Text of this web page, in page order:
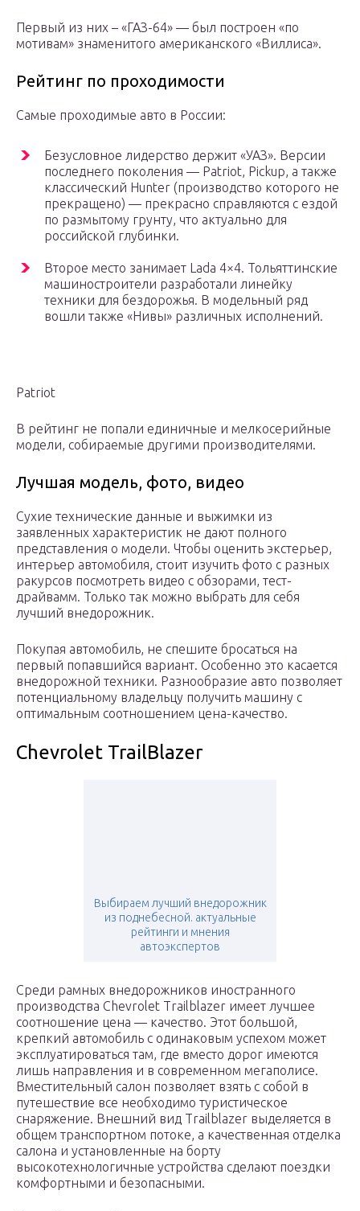
Первый из них – «ГАЗ-64» — был построен «по
мотивам» знаменитого американского «Виллиса».
Рейтинг по проходимости
Самые проходимые авто в России:
Безусловное лидерство держит «УАЗ». Версии
последнего поколения — Patriot, Pickup, а также
классический Hunter (производство которого не
прекращено) — прекрасно справляются с ездой
по размытому грунту, что актуально для
российской глубинки.
Второе место занимает Lada 4×4. Тольяттинские
машиностроители разработали линейку
техники для бездорожья. В модельный ряд
вошли также «Нивы» различных исполнений.
Patriot
В рейтинг не попали единичные и мелкосерийные
модели, собираемые другими производителями.
Лучшая модель, фото, видео
Сухие технические данные и выжимки из
заявленных характеристик не дают полного
представления о модели. Чтобы оценить экстерьер,
интерьер автомобиля, стоит изучить фото с разных
ракурсов посмотреть видео с обзорами, тест-
драйвамм. Только так можно выбрать для себя
лучший внедорожник.
Покупая автомобиль, не спешите бросаться на
первый попавшийся вариант. Особенно это касается
внедорожной техники. Разнообразие авто позволяет
потенциальному владельцу получить машину с
оптимальным соотношением цена-качество.
Chevrolet TrailBlazer
Выбираем лучший внедорожник
из поднебесной. актуальные
рейтинги и мнения
автоэкспертов
Среди рамных внедорожников иностранного
производства Chevrolet Trailblazer имеет лучшее
соотношение цена — качество. Этот большой,
крепкий автомобиль с одинаковым успехом может
эксплуатироваться там, где вместо дорог имеются
лишь направления и в современном мегаполисе.
Вместительный салон позволяет взять с собой в
путешествие все необходимо туристическое
снаряжение. Внешний вид Trailblazer выделяется в
общем транспортном потоке, а качественная отделка
салона и установленные на борту
высокотехнологичные устройства сделают поездки
комфортными и безопасными.